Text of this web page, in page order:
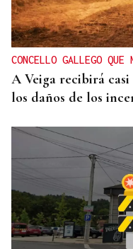
La OPEP+ sigue
para estabilizar el
CONCELLO GALLEGO QUE
A Veiga recibirá
los daños de los